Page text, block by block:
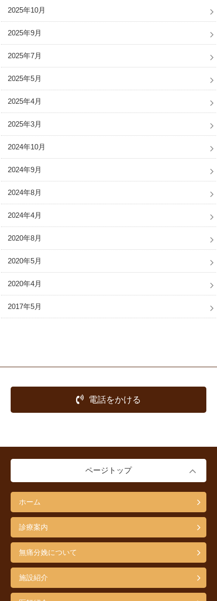
2025年10月
2025年9月
2025年7月
2025年5月
2025年4月
2025年3月
2024年10月
2024年9月
2024年8月
2024年4月
2020年8月
2020年5月
2020年4月
2017年5月
電話をかける
ページトップ
ホーム
診療案内
無痛分娩について
施設紹介